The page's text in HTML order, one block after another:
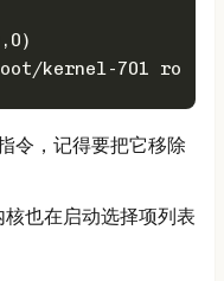
kernel-701 ro
令，记得要把它移除
也在启动选择项列表